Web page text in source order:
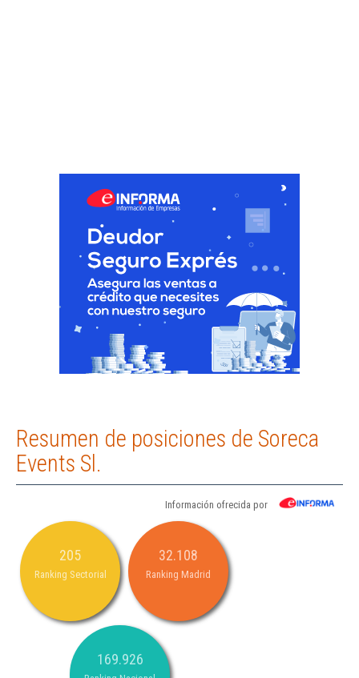
Resumen de posiciones de Soreca
Events Sl.
Información ofrecida por
205
Ranking Sectorial
32.108
Ranking Madrid
169.926